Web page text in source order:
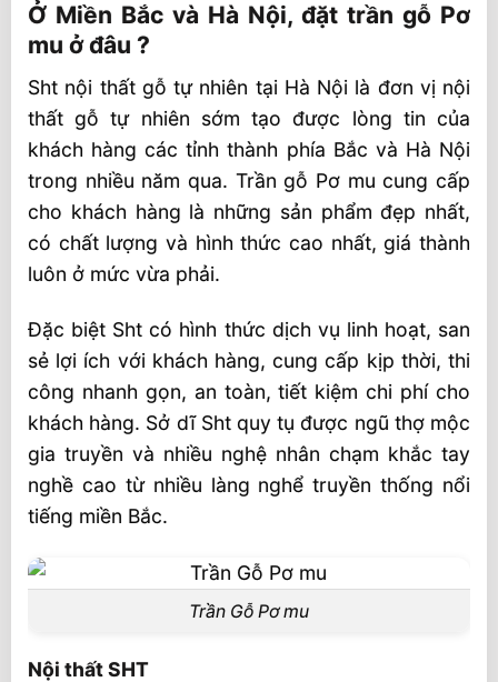
Ở Miền Bắc và Hà Nội, đặt trần gỗ Pơ
mu ở đâu ?
Sht nội thất gỗ tự nhiên tại Hà Nội là đơn vị nội
thất gỗ tự nhiên sớm tạo được lòng tin của
khách hàng các tỉnh thành phía Bắc và Hà Nội
trong nhiều năm qua. Trần gỗ Pơ mu cung cấp
cho khách hàng là những sản phẩm đẹp nhất,
có chất lượng và hình thức cao nhất, giá thành
luôn ở mức vừa phải.
Đặc biệt Sht có hình thức dịch vụ linh hoạt, san
sẻ lợi ích với khách hàng, cung cấp kịp thời, thi
công nhanh gọn, an toàn, tiết kiệm chi phí cho
khách hàng. Sở dĩ Sht quy tụ được ngũ thợ mộc
gia truyền và nhiều nghệ nhân chạm khắc tay
nghề cao từ nhiều làng nghể truyền thống nổi
tiếng miền Bắc.
Trần Gỗ Pơ mu
Nội thất SHT